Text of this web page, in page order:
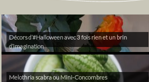
Décors d’#Halloween avec 3 fois rien et un brin
d’imagination
Melothria scabra ou Mini-Concombres